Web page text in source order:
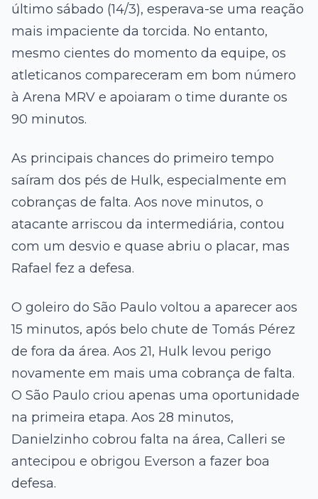
último sábado (14/3), esperava-se uma reação
mais impaciente da torcida. No entanto,
mesmo cientes do momento da equipe, os
atleticanos compareceram em bom número
à Arena MRV e apoiaram o time durante os
90 minutos.
As principais chances do primeiro tempo
saíram dos pés de Hulk, especialmente em
cobranças de falta. Aos nove minutos, o
atacante arriscou da intermediária, contou
com um desvio e quase abriu o placar, mas
Rafael fez a defesa.
O goleiro do São Paulo voltou a aparecer aos
15 minutos, após belo chute de Tomás Pérez
de fora da área. Aos 21, Hulk levou perigo
novamente em mais uma cobrança de falta.
O São Paulo criou apenas uma oportunidade
na primeira etapa. Aos 28 minutos,
Danielzinho cobrou falta na área, Calleri se
antecipou e obrigou Everson a fazer boa
defesa.